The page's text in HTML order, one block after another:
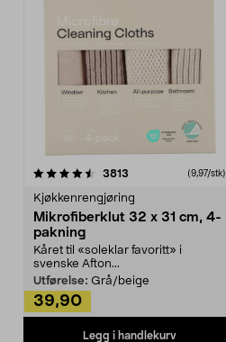
3813 anmeldelser(9,97/stk)
Kjøkkenrengjøring
Mikrofiberklut 32 x 31 cm, 4-
pakning
Kåret til «soleklar favoritt» i
svenske Afton...
Utførelse: Grå/beige
39,90
Legg i handlekurv
4.5av 5 stjerner